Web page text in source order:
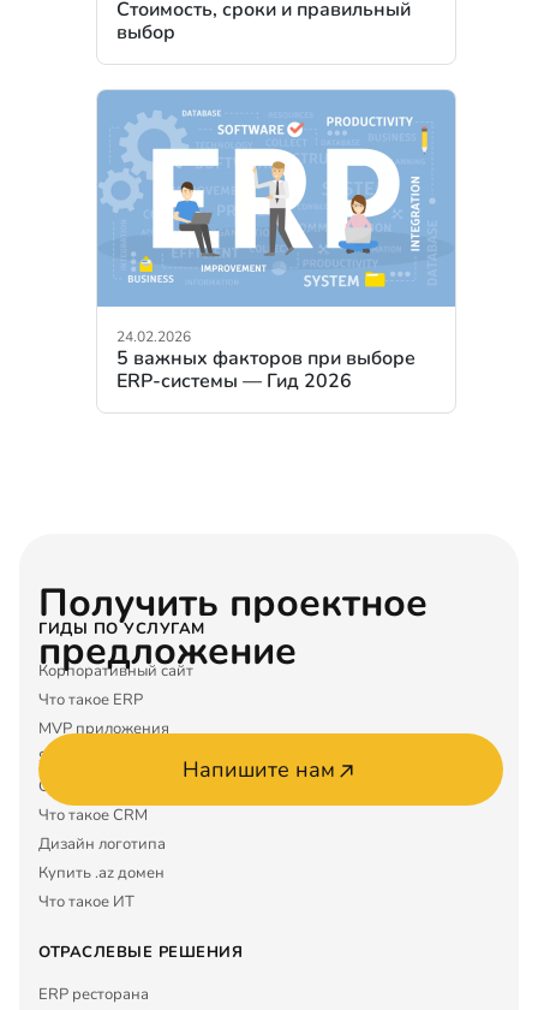
Стоимость, сроки и правильный
выбор
24.02.2026
5 важных факторов при выборе
ERP-системы — Гид 2026
ГИДЫ ПО УСЛУГАМ
Корпоративный сайт
Что такое ERP
MVP приложения
SEO услуги
Google Maps
Что такое CRM
Дизайн логотипа
Купить .az домен
Что такое ИТ
ОТРАСЛЕВЫЕ РЕШЕНИЯ
ERP ресторана
Получить проектное
предложение
Напишите нам